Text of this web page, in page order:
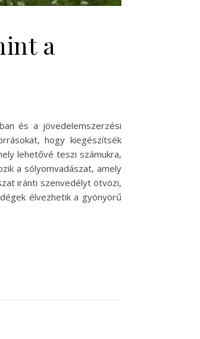
a
és a jövedelemszerzési
hogy kiegészítsék
lehetővé teszi számukra,
a sólyomvadászat, amely
iránti szenvedélyt ötvözi,
élvezhetik a gyönyörű